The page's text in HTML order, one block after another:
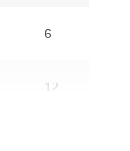
6
12